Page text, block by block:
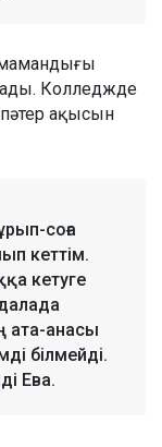
мамандығы
Колледжде
пәтер ақысын
соға
кеттім.
кетуге
ата-анасы
білмейді.
Ева.